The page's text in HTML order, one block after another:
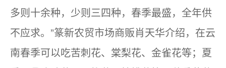
多则十余种，少则三四种，春季最盛，全年供
不应求。”篆新农贸市场商贩肖天华介绍，在云
南春季可以吃苦刺花、棠梨花、金雀花等；夏